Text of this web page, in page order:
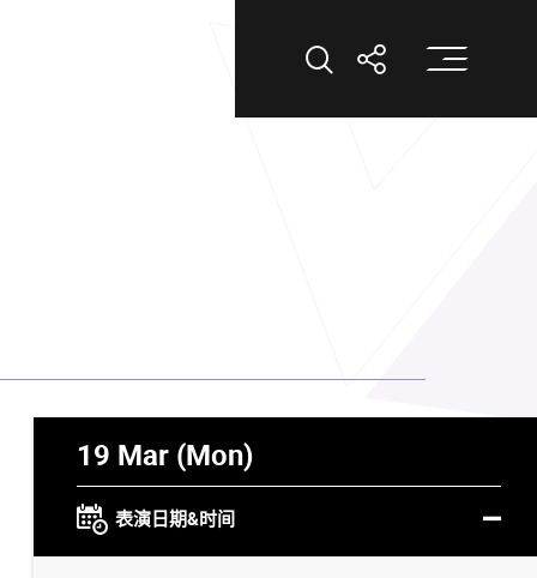
打开搜索打开分享打
19 Mar (Mon)
表演日期&时间